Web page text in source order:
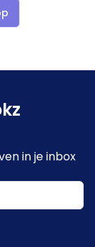
in je inbox